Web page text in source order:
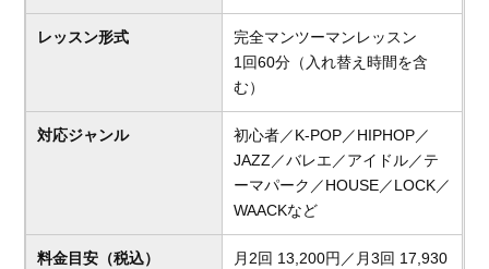
レッスン形式
完全マンツーマンレッスン
1回60分（入れ替え時間を含
む）
対応ジャンル
初心者／K-POP／HIPHOP／
JAZZ／バレエ／アイドル／テ
ーマパーク／HOUSE／LOCK／
WAACKなど
料金目安（税込）
月2回 13,200円／月3回 17,930